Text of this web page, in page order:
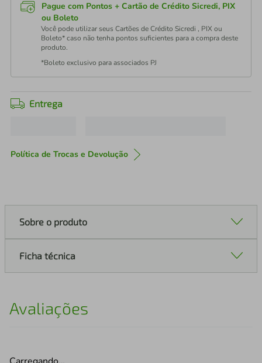
Pague com Pontos + Cartão de Crédito Sicredi, PIX
ou Boleto
Você pode utilizar seus Cartões de Crédito Sicredi , PIX ou
Boleto* caso não tenha pontos suficientes para a compra deste
produto.
*Boleto exclusivo para associados PJ
Entrega
Política de Trocas e Devolução
Sobre o produto
Ficha técnica
Avaliações